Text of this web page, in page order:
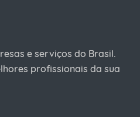
e serviços do Brasil.
profissionais da sua